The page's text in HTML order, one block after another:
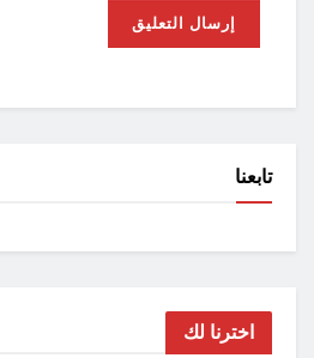
تابعنا
اخترنا لك